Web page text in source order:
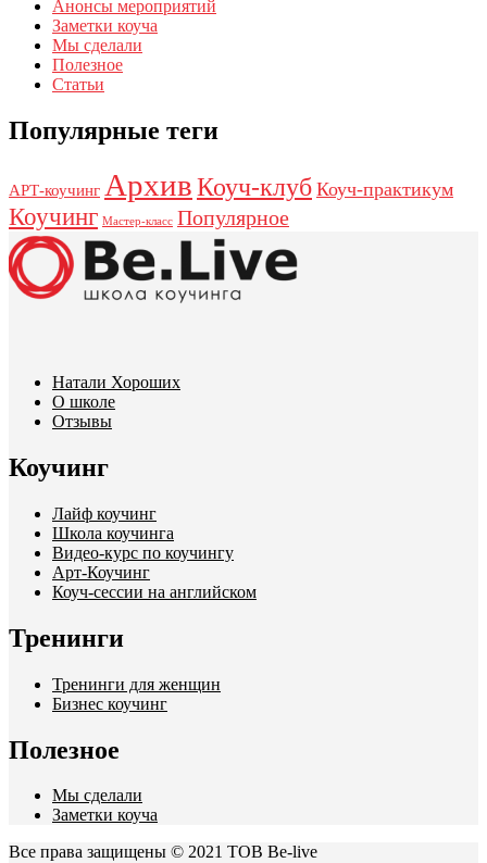
Анонсы мероприятий
Заметки коуча
Мы сделали
Полезное
Статьи
Популярные теги
АРТ-коучинг АрхивКоуч-клуб Коуч-практикум
Коучинг Мастер-класс Популярное
Натали Хороших
О школе
Отзывы
Коучинг
Лайф коучинг
Школа коучинга
Видео-курс по коучингу
Арт-Коучинг
Коуч-сессии на английском
Тренинги
Тренинги для женщин
Бизнес коучинг
Полезное
Мы сделали
Заметки коуча
Все права защищены © 2021 ТОВ Be-live